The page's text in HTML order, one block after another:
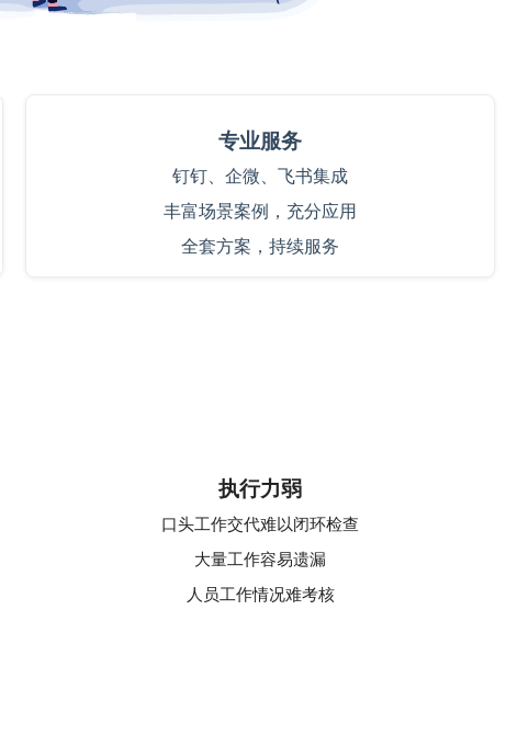
专业服务
钉钉、企微、飞书集成
丰富场景案例，充分应用
全套方案，持续服务
执行力弱
口头工作交代难以闭环检查
大量工作容易遗漏
人员工作情况难考核